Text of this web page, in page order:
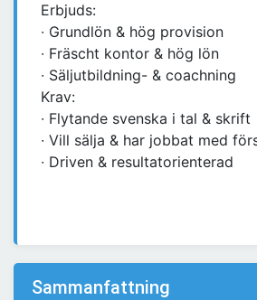
Erbjuds:
∙ Grundlön & hög provision
∙ Fräscht kontor & hög lön
∙ Säljutbildning- & coachning
Krav:
∙ Flytande svenska i tal & skrift
∙ Vill sälja & har jobbat med
∙ Driven & resultatorienterad
Sammanfattning